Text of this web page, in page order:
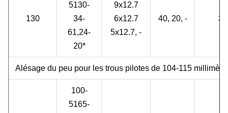
130
5130-
34-
61,24-
20*
9x12.7
6x12.7
5x12.7, -
40, 20, - 3
Alésage du peu pour les trous pilotes de 104-115
100-
5165-